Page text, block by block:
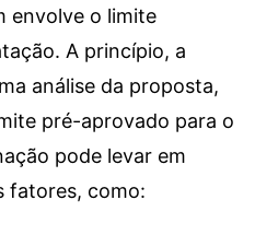
envolve o limite
A princípio, a
análise da proposta,
pré-aprovado para o
pode levar em
fatores, como: